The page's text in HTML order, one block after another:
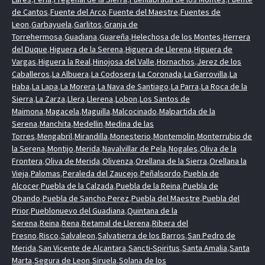
de Cantos,Fuente del Arco,Fuente del Maestre,Fuentes de
Leon,Garbayuela,Garlitos,Granja de
Torrehermosa,Guadiana,Guareña,Helechosa de los Montes,Herrera
del Duque,Higuera de la Serena,Higuera de Llerena,Higuera de
Vargas,Higuera la Real,Hinojosa del Valle,Hornachos,Jerez de los
Caballeros,La Albuera,La Codosera,La Coronada,La Garrovilla,La
Haba,La Lapa,La Morera,La Nava de Santiago,La Parra,La Roca de la
Sierra,La Zarza,Llera,Llerena,Lobon,Los Santos de
Maimona,Magacela,Maguilla,Malcocinado,Malpartida de la
Serena,Manchita,Medellin,Medina de las
Torres,Mengabril,Mirandilla,Monesterio,Montemolin,Monterrubio de
la Serena,Montijo,Merida,Navalvillar de Pela,Nogales,Oliva de la
Frontera,Oliva de Merida,Olivenza,Orellana de la Sierra,Orellana la
Vieja,Palomas,Peraleda del Zaucejo,Peñalsordo,Puebla de
Alcocer,Puebla de la Calzada,Puebla de la Reina,Puebla de
Obando,Puebla de Sancho Perez,Puebla del Maestre,Puebla del
Prior,Pueblonuevo del Guadiana,Quintana de la
Serena,Reina,Rena,Retamal de Llerena,Ribera del
Fresno,Risco,Salvaleon,Salvatierra de los Barros,San Pedro de
Merida,San Vicente de Alcantara,Sancti-Spiritus,Santa Amalia,Santa
Marta,Segura de Leon,Siruela,Solana de los